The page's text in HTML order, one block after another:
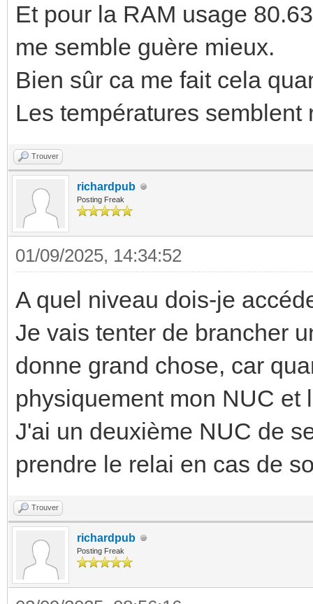
Et pour la RAM usage
me semble guère mieux.
Bien sûr ca me fait cela
Les températures semblent
Trouver
richardpub
Posting Freak
01/09/2025, 14:34:52
A quel niveau dois-je
Je vais tenter de brancher
donne grand chose, car
physiquement mon NUC et
J'ai un deuxième NUC de
prendre le relai en cas de
Trouver
richardpub
Posting Freak